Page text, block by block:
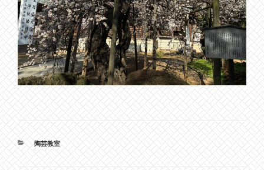
カ
テ
ゴ
陶芸教室